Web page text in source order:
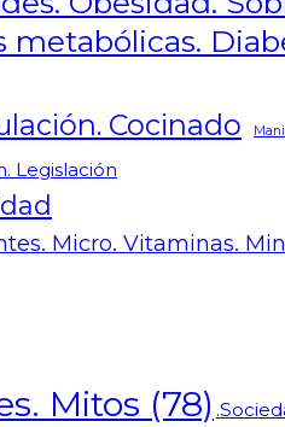
metabólicas.
Cocinado
Legislación
Micro. Vitaminas.
Mitos (78)